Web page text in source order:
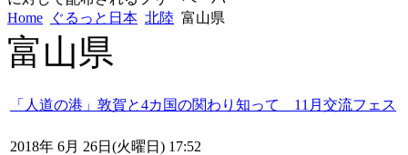
Home
ぐるっと日本 北陸 富山県
富山県
「人道の港」敦賀と4カ国の関わり知って 11月交流フェス
2018年 6月 26日(火曜日) 17:52